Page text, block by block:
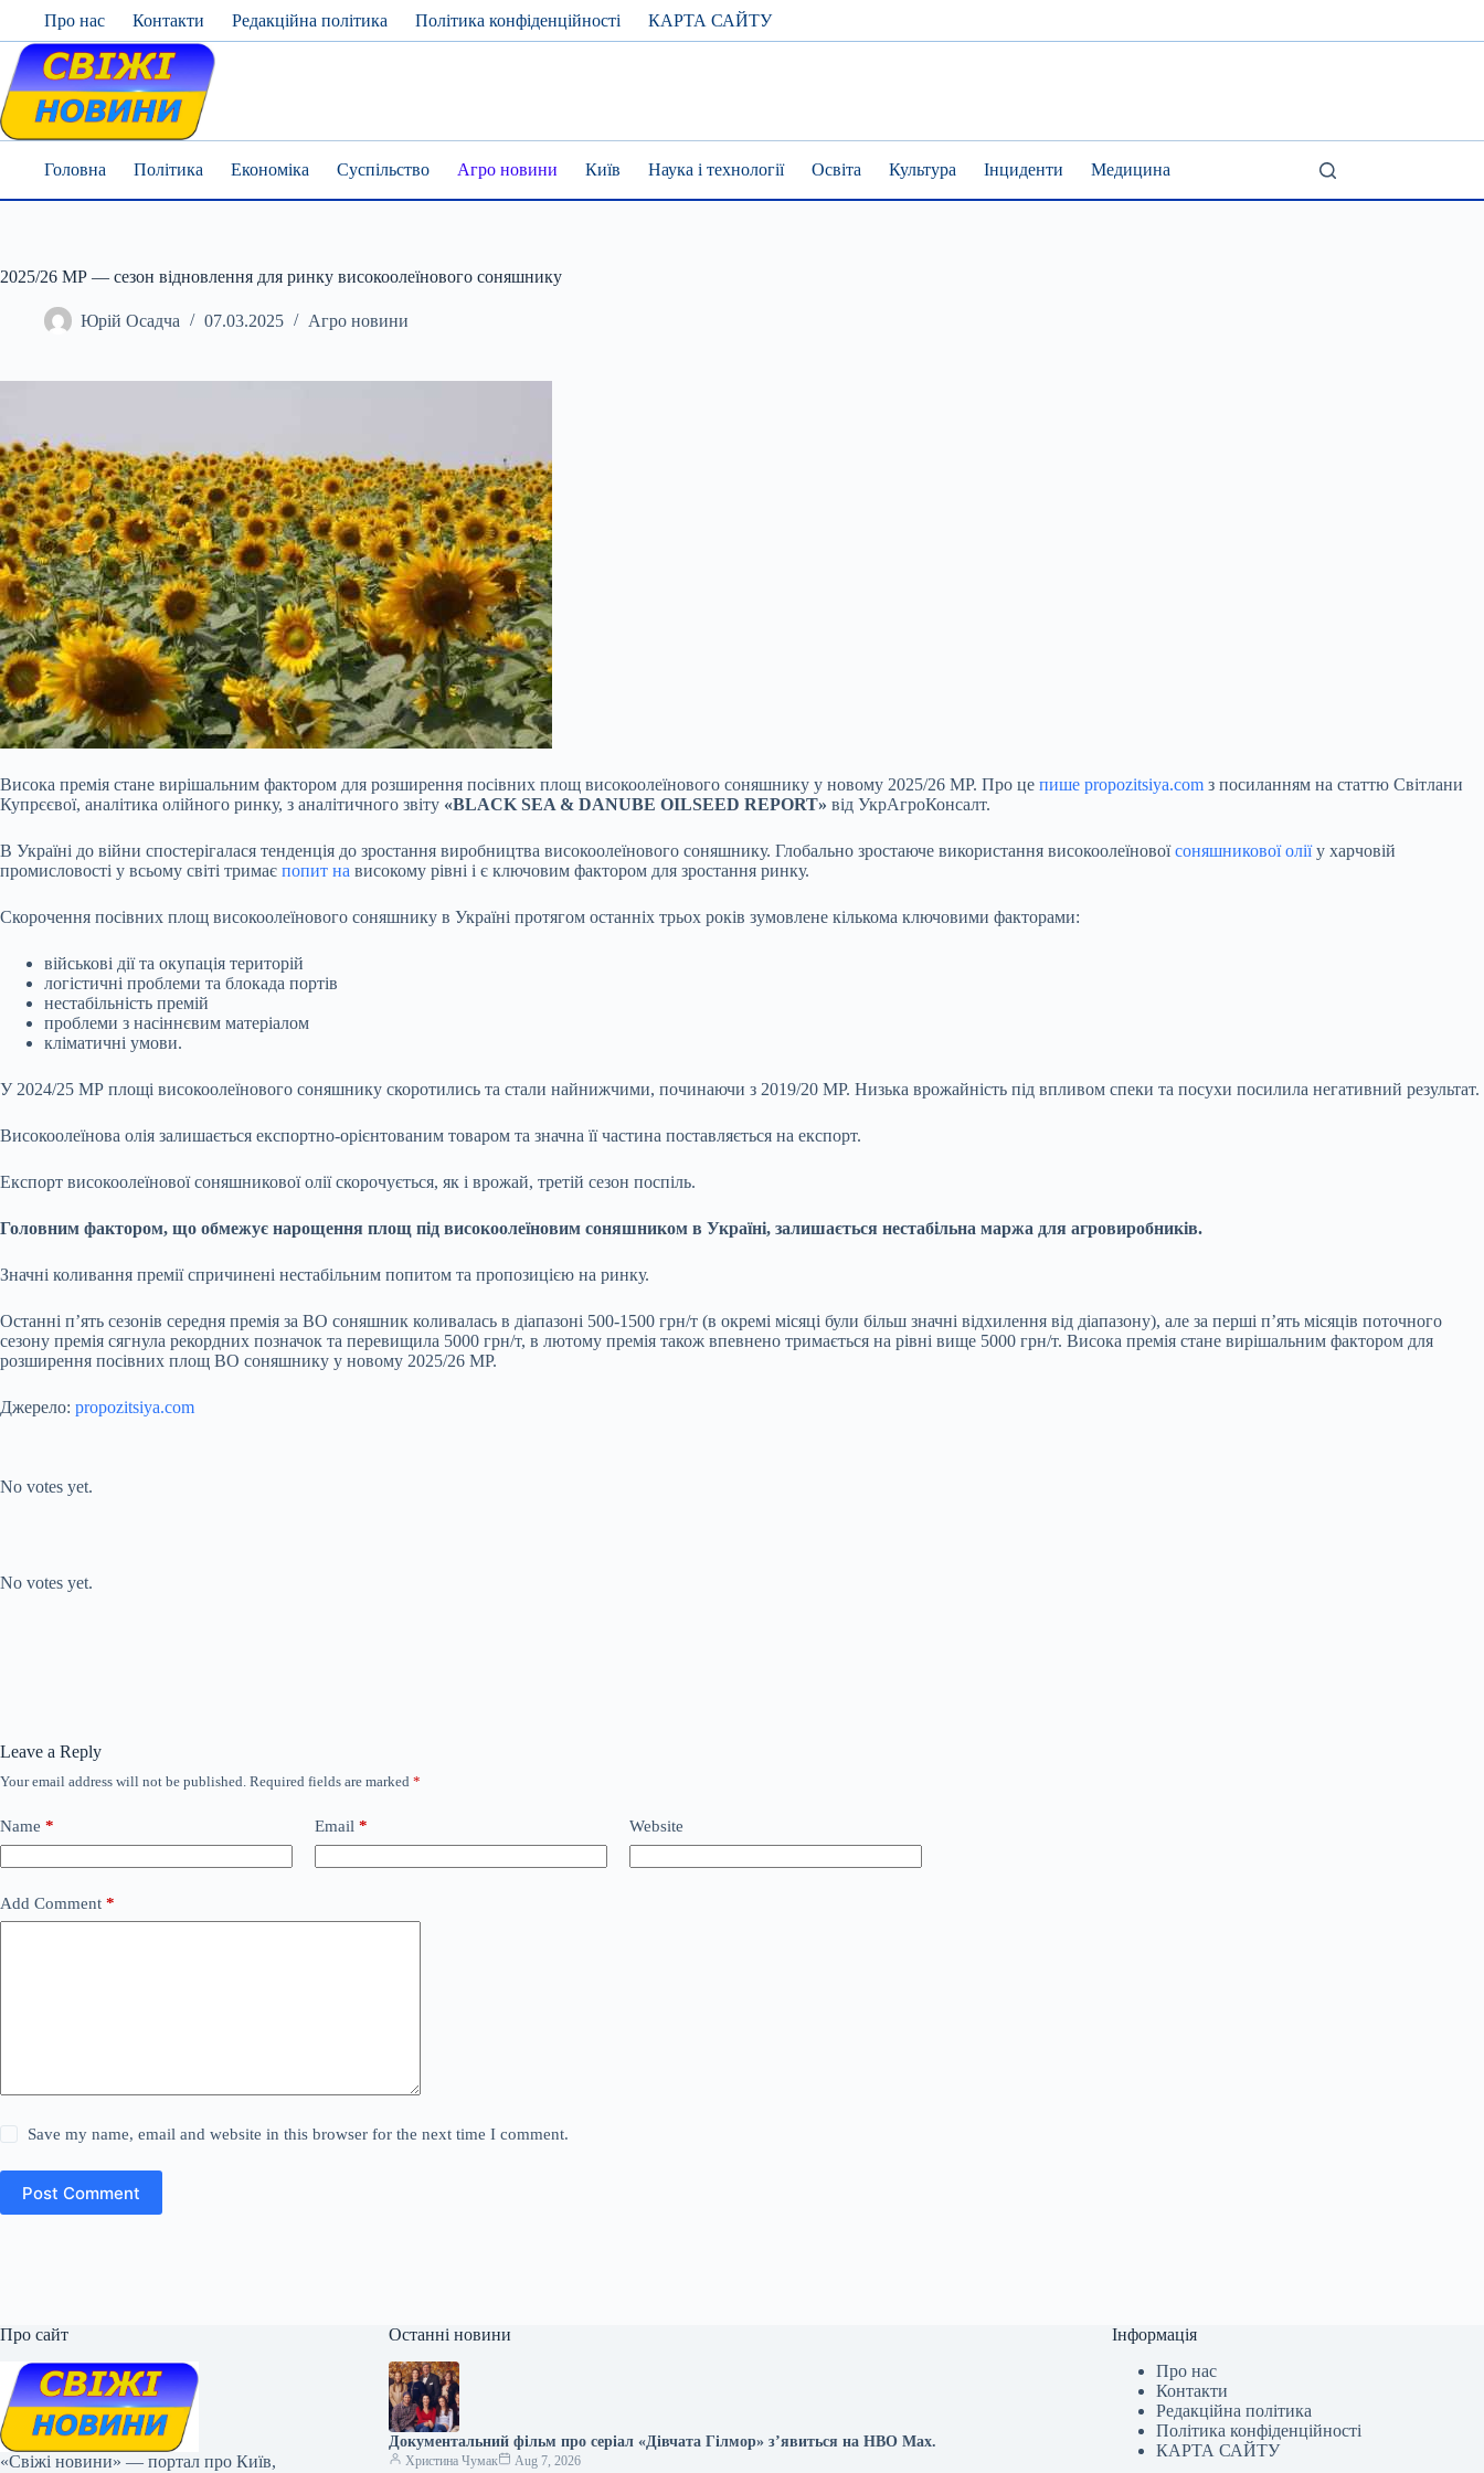
content
Про нас Контакти Редакційна політика Політика конфіденційності КАРТА САЙТУ
Головна Політика Економіка Суспільство Агро новини Київ Наука і технології Освіта Культура Інциденти Медицина
2025/26 МР — сезон відновлення для ринку високоолеїнового соняшнику
Юрій Осадча 07.03.2025 Агро новини
Висока премія стане вирішальним фактором для розширення посівних площ високоолеїнового соняшнику у новому 2025/26 МР. Про це пише propozitsiya.com з посиланням на статтю Світлани
Купрєєвої, аналітика олійного ринку, з аналітичного звіту «BLACK SEA & DANUBE OILSEED REPORT» від УкрАгроКонсалт.
В Україні до війни спостерігалася тенденція до зростання виробництва високоолеїнового соняшнику. Глобально зростаюче використання високоолеїновоїсоняшникової оліїу харчовій
промисловості у всьому світі тримає попит на високому рівні і є ключовим фактором для зростання ринку.
Скорочення посівних площ високоолеїнового соняшнику в Україні протягом останніх трьох років зумовлене кількома ключовими факторами:
військові дії та окупація територій
логістичні проблеми та блокада портів
нестабільність премій
проблеми з насіннєвим матеріалом
кліматичні умови.
У 2024/25 МР площі високоолеїнового соняшнику скоротились та стали найнижчими, починаючи з 2019/20 МР. Низька врожайність під впливом спеки та посухи посилила негативний результат.
Високоолеїнова олія залишається експортно-орієнтованим товаром та значна її частина поставляється на експорт.
Експорт високоолеїнової соняшникової олії скорочується, як і врожай, третій сезон поспіль.
Головним фактором, що обмежує нарощення площ під високоолеїновим соняшником в Україні, залишається нестабільна маржа для агровиробників.
Значні коливання премії спричинені нестабільним попитом та пропозицією на ринку.
Останні п’ять сезонів середня премія за ВО соняшник коливалась в діапазоні 500-1500 грн/т (в окремі місяці були більш значні відхилення від діапазону), але за перші п’ять місяців поточного
сезону премія сягнула рекордних позначок та перевищила 5000 грн/т, в лютому премія також впевнено тримається на рівні вище 5000 грн/т. Висока премія стане вирішальним фактором для
розширення посівних площ ВО соняшнику у новому 2025/26 МР.
Джерело: propozitsiya.com
No votes yet.
No votes yet.
Leave a Reply
Your email address will not be published. Required fields are marked *
Name * Email * Website
Add Comment *
Save my name, email and website in this browser for the next time I comment.
Post Comment
Про сайт
«Свіжі новини» — портал про Київ,
Останні новини
Документальний фільм про серіал «Дівчата Гілмор» з’явиться на HBO Max.
Христина Чумак Aug 7, 2026
Інформація
Про нас
Контакти
Редакційна політика
Політика конфіденційності
КАРТА САЙТУ